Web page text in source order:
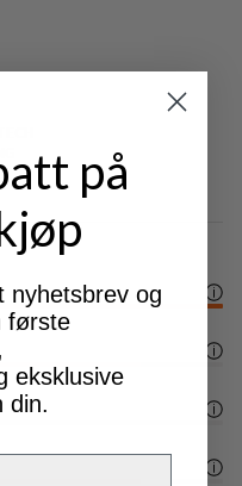
benet for å kunne
fri) som avviser
på
nyhetsbrev og
første
eksklusive
din.